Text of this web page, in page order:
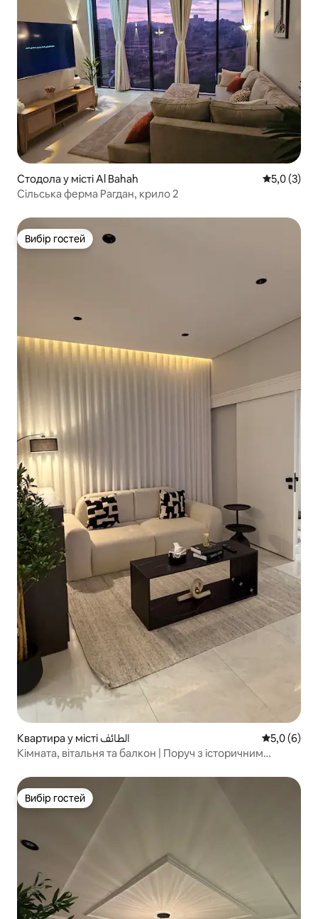
Стодола у місті Al Bahah Середня
5,0 (3)
Сільська ферма Рагдан, крило 2
Вибір гостей
Вибір гостей
Квартира у місті الطائف Середня
5,0 (6)
Кімната, вітальня та балкон | Поруч з історичним
Вибір гостей
Вибір гостей